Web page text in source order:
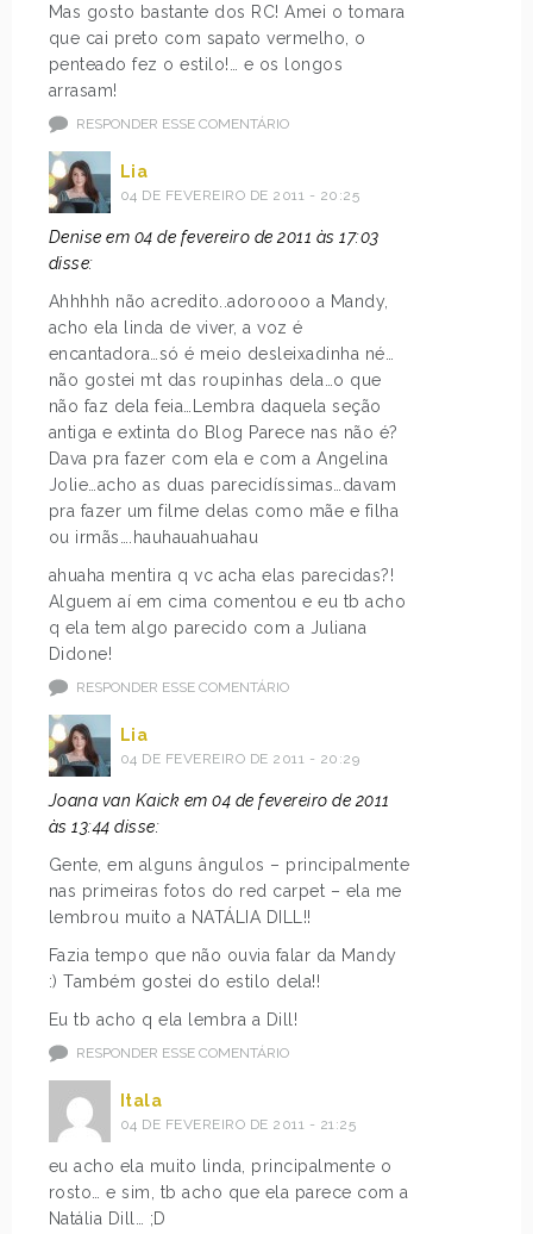
Mas gosto bastante dos RC! Amei o tomara
que cai preto com sapato vermelho, o
penteado fez o estilo!… e os longos
arrasam!
RESPONDER ESSE COMENTÁRIO
Lia
04 DE FEVEREIRO DE 2011 - 20:25
Denise em 04 de fevereiro de 2011 às 17:03
disse:
Ahhhhh não acredito..adoroooo a Mandy,
acho ela linda de viver, a voz é
encantadora…só é meio desleixadinha né…
não gostei mt das roupinhas dela…o que
não faz dela feia…Lembra daquela seção
antiga e extinta do Blog Parece nas não é?
Dava pra fazer com ela e com a Angelina
Jolie…acho as duas parecidíssimas…davam
pra fazer um filme delas como mãe e filha
ou irmãs….hauhauahuahau
ahuaha mentira q vc acha elas parecidas?!
Alguem aí em cima comentou e eu tb acho
q ela tem algo parecido com a Juliana
Didone!
RESPONDER ESSE COMENTÁRIO
Lia
04 DE FEVEREIRO DE 2011 - 20:29
Joana van Kaick em 04 de fevereiro de 2011
às 13:44 disse:
Gente, em alguns ângulos – principalmente
nas primeiras fotos do red carpet – ela me
lembrou muito a NATÁLIA DILL!!
Fazia tempo que não ouvia falar da Mandy
:) Também gostei do estilo dela!!
Eu tb acho q ela lembra a Dill!
RESPONDER ESSE COMENTÁRIO
Itala
04 DE FEVEREIRO DE 2011 - 21:25
eu acho ela muito linda, principalmente o
rosto… e sim, tb acho que ela parece com a
Natália Dill… ;D